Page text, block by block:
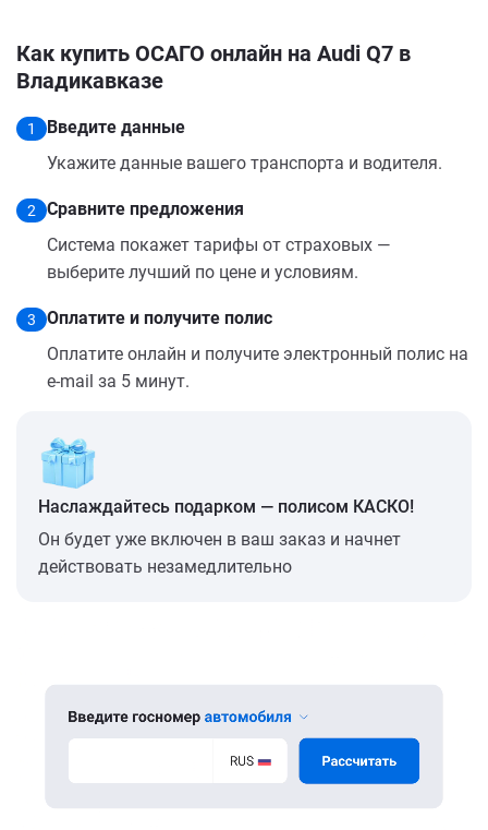
Как купить ОСАГО онлайн на Audi Q7 в
Владикавказе
1
Введите данные
Укажите данные вашего транспорта и водителя.
2
Сравните предложения
Система покажет тарифы от страховых —
выберите лучший по цене и условиям.
3
Оплатите и получите полис
Оплатите онлайн и получите электронный полис на
e-mail за 5 минут.
Наслаждайтесь подарком — полисом КАСКО!
Он будет уже включен в ваш заказ и начнет
действовать незамедлительно